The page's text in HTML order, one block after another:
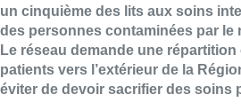
un cinquième des lits aux soins
des personnes contaminées par
Le réseau demande une
patients vers l’extérieur de la
éviter de devoir sacrifier des soins